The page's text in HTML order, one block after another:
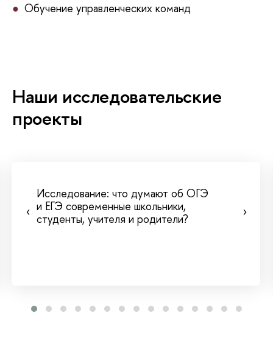
Обучение управленческих команд
Наши исследовательские
проекты
Исследование: что думают об ОГЭ
и ЕГЭ современные школьники,
студенты, учителя и родители?
‹ ›